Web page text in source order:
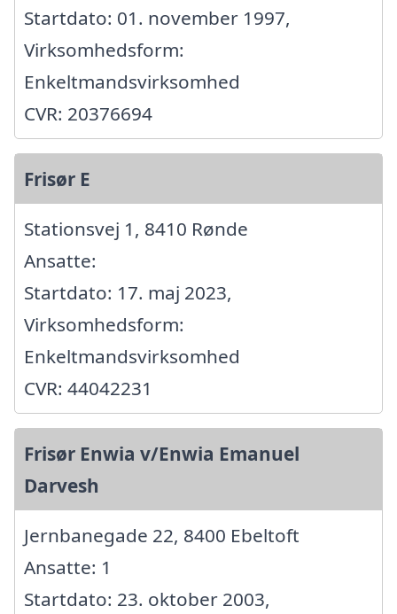
Startdato: 01. november 1997,
Virksomhedsform:
Enkeltmandsvirksomhed
CVR: 20376694
Frisør E
Stationsvej 1, 8410 Rønde
Ansatte:
Startdato: 17. maj 2023,
Virksomhedsform:
Enkeltmandsvirksomhed
CVR: 44042231
Frisør Enwia v/Enwia Emanuel
Darvesh
Jernbanegade 22, 8400 Ebeltoft
Ansatte: 1
Startdato: 23. oktober 2003,